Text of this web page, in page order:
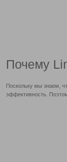
Почему
Поскольку мы знаем,
эффективность.